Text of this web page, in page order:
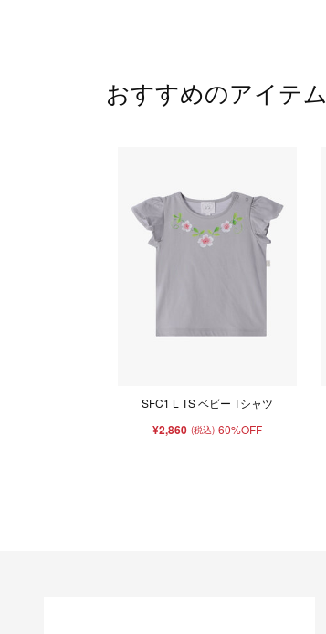
おすすめのアイテム
SFC1 L TS ベビー Tシャツ
¥2,860 (税込) 60%OFF